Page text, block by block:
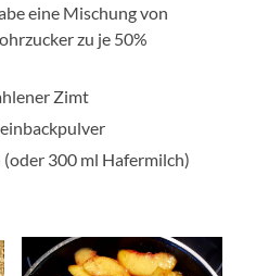
eine Mischung von
zu je 50%
Zimt
300 ml Hafermilch)